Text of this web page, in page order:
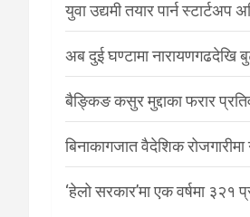
युवा उद्यमी तयार पार्न स्टार्टअप
अब दुई घण्टामा नारायणगढदेखि
बैङ्किङ कसुर मुद्दाका फरार
बिनाकागजात वैदेशिक
‘हेलो सरकार’मा एक वर्षमा